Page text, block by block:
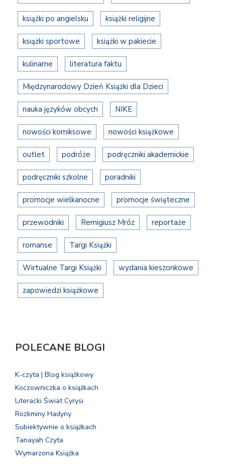
książki po angielsku książki religijne
książki sportowe książki w pakiecie
kulinarne literatura faktu
Międzynarodowy Dzień Książki dla Dzieci
nauka języków obcych NIKE
nowości komiksowe nowości książkowe
outlet podróże podręczniki akademickie
podręczniki szkolne poradniki
promocje wielkanocne promocje świąteczne
przewodniki Remigiusz Mróz reportaże
romanse Targi Książki
Wirtualne Targi Książki wydania kieszonkowe
zapowiedzi książkowe
POLECANE BLOGI
K-czyta | Blog książkowy
Koczowniczka o książkach
Literacki Świat Cyrysi
Rozkminy Hadyny
Subiektywnie o książkach
Tanayah Czyta
Wymarzona Książka